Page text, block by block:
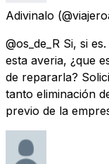
Adivinalo
@os_de_R Si, si
esta averia, ¿que
de repararla?
tanto eliminación
previo de la